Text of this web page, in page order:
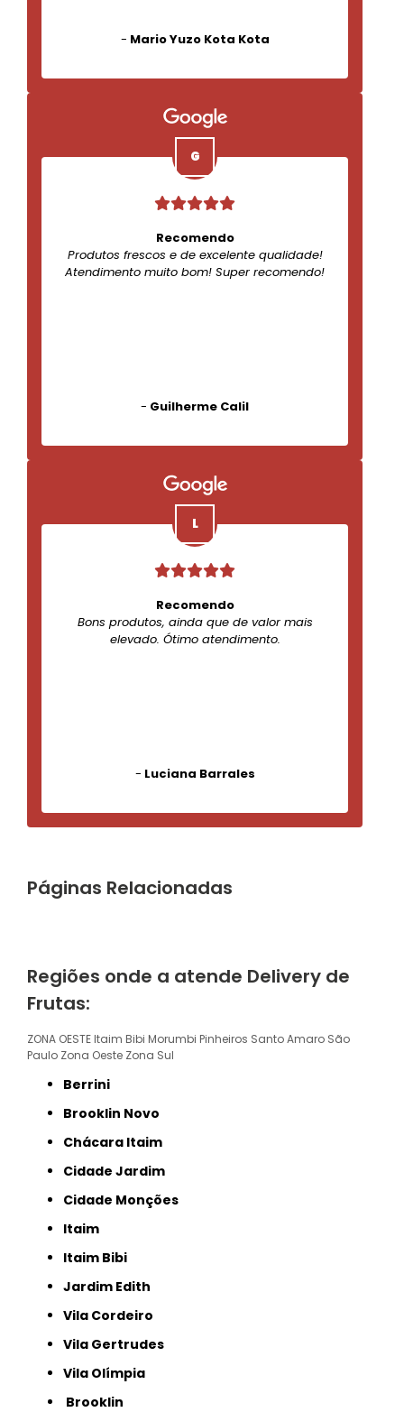
- Mario Yuzo Kota Kota
Recomendo
Produtos frescos e de excelente qualidade!
Atendimento muito bom! Super recomendo!
- Guilherme Calil
Recomendo
Bons produtos, ainda que de valor mais
elevado. Ótimo atendimento.
- Luciana Barrales
Páginas Relacionadas
Regiões onde a atende Delivery de
Frutas:
ZONA OESTE Itaim Bibi Morumbi Pinheiros Santo Amaro São
Paulo Zona Oeste Zona Sul
Berrini
Brooklin Novo
Chácara Itaim
Cidade Jardim
Cidade Monções
Itaim
Itaim Bibi
Jardim Edith
Vila Cordeiro
Vila Gertrudes
Vila Olímpia
Brooklin